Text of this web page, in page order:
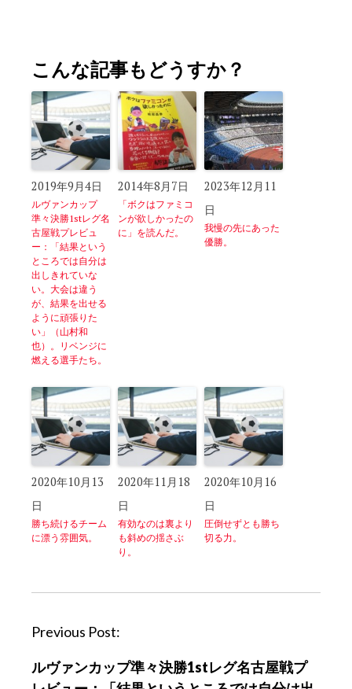
こんな記事もどうすか？
2019年9月4日
ルヴァンカップ
準々決勝1stレグ名
古屋戦プレビュ
ー：「結果という
ところでは自分は
出しきれていな
い。大会は違う
が、結果を出せる
ように頑張りた
い」（山村和
也）。リベンジに
燃える選手たち。
2014年8月7日
「ボクはファミコ
ンが欲しかったの
に」を読んだ。
2023年12月11
日
我慢の先にあった
優勝。
2020年10月13
日
勝ち続けるチーム
に漂う雰囲気。
2020年11月18
日
有効なのは裏より
も斜めの揺さぶ
り。
2020年10月16
日
圧倒せずとも勝ち
切る力。
P
s
Previous Post:
ルヴァンカップ準々決勝1stレグ名古屋戦プ